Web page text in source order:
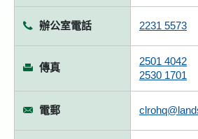
辦公室電話 2231 5573
傳真
2501 4042
2530 1701
電郵